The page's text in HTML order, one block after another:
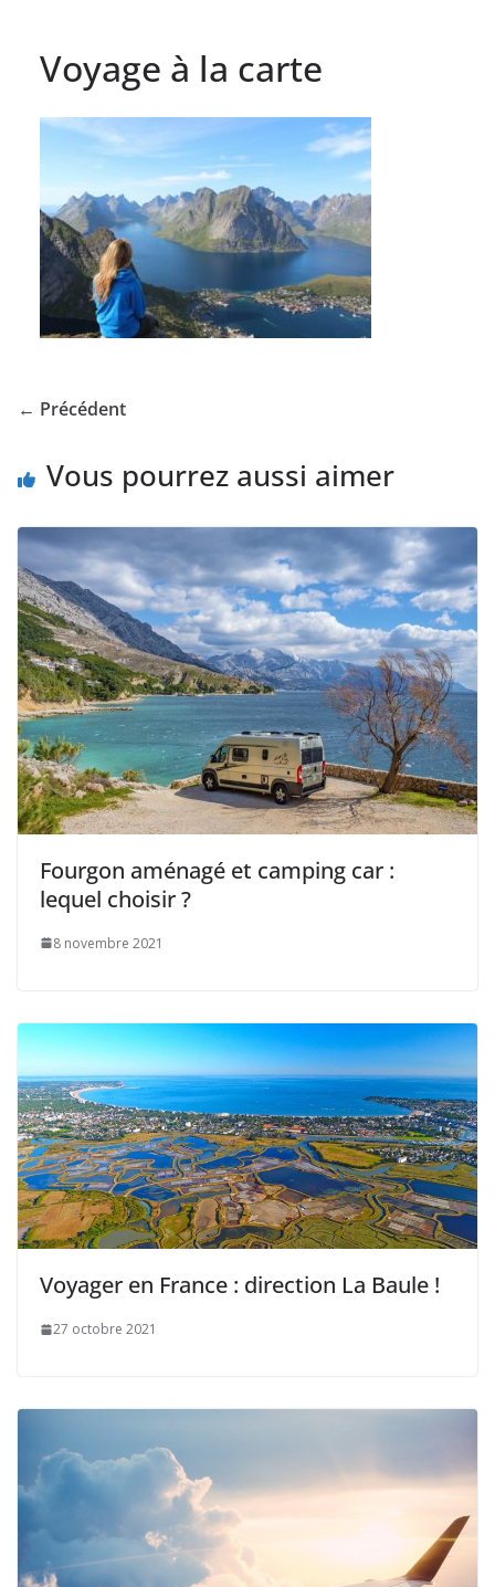
Voyage à la carte
← Précédent
Vous pourrez aussi aimer
Fourgon aménagé et camping car :
lequel choisir ?
8 novembre 2021
Voyager en France : direction La Baule !
27 octobre 2021